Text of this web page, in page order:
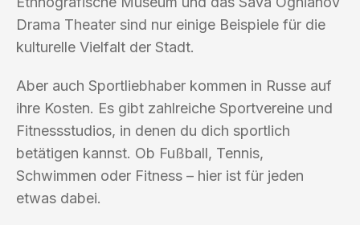
Drama Theater sind nur einige Beispiele für die
kulturelle Vielfalt der Stadt.
Aber auch Sportliebhaber kommen in Russe auf
ihre Kosten. Es gibt zahlreiche Sportvereine und
Fitnessstudios, in denen du dich sportlich
betätigen kannst. Ob Fußball, Tennis,
Schwimmen oder Fitness – hier ist für jeden
etwas dabei.